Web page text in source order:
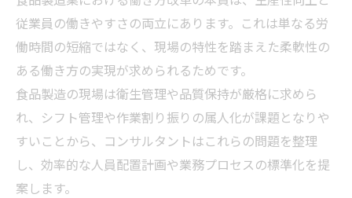
従業員の働きやすさの両立にあります。これは単なる労
働時間の短縮ではなく、現場の特性を踏まえた柔軟性の
ある働き方の実現が求められるためです。
食品製造の現場は衛生管理や品質保持が厳格に求めら
れ、シフト管理や作業割り振りの属人化が課題となりや
すいことから、コンサルタントはこれらの問題を整理
し、効率的な人員配置計画や業務プロセスの標準化を提
案します。